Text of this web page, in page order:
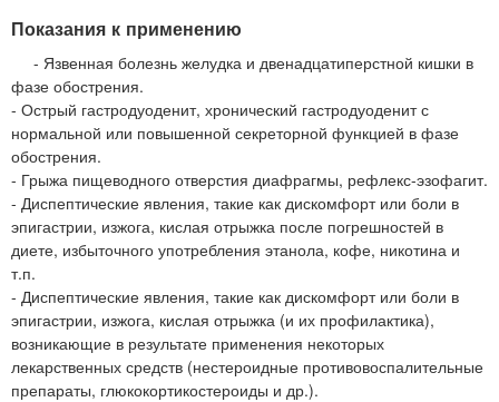
Показания к применению
- Язвенная болезнь желудка и двенадцатиперстной кишки в
фазе обострения.
- Острый гастродуоденит, хронический гастродуоденит с
нормальной или повышенной секреторной функцией в фазе
обострения.
- Грыжа пищеводного отверстия диафрагмы, рефлекс-эзофагит.
- Диспептические явления, такие как дискомфорт или боли в
эпигастрии, изжога, кислая отрыжка после погрешностей в
диете, избыточного употребления этанола, кофе, никотина и
т.п.
- Диспептические явления, такие как дискомфорт или боли в
эпигастрии, изжога, кислая отрыжка (и их профилактика),
возникающие в результате применения некоторых
лекарственных средств (нестероидные противовоспалительные
препараты, глюкокортикостероиды и др.).